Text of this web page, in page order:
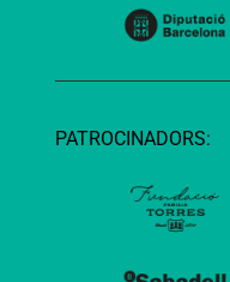
PATROCINADORS: